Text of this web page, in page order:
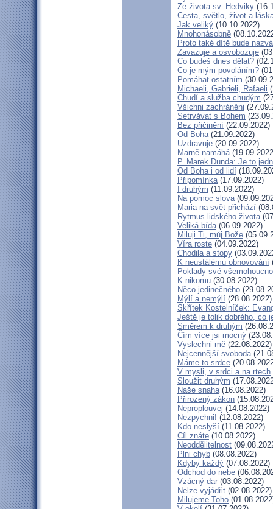
Ze života sv. Hedviky
Cesta, světlo, život a
Jak veliký (10.10.2022)
Mnohonásobně
Proto také dítě bude
Zavazuje a osvobozuje
Co budeš dnes dělat?
Co je mým povoláním?
Pomáhat ostatním
Michaeli, Gabrieli, Rafaeli
Chudí a služba chudým
Všichni zachráněni
Setrvávat s Bohem
Bez přičinění (22.09.2022)
Od Boha(21.09.2022)
Uzdravuje (20.09.2022)
Marně namáhá
P. Marek Dunda: Je to
Od Boha i od lidí
Připomínka(17.09.2022)
I druhým (11.09.2022)
Na pomoc slova
Maria na svět přichází
Rytmus lidského života
Veliká bída(06.09.2022)
Miluji Ti, můj Bože
Víra roste (04.09.2022)
Chodila a stopy
K neustálému obnovování
Poklady své
K nikomu (30.08.2022)
Něco jedinečného
Mýlí a nemýlí (28.08.2022)
Skřítek Kostelníček:
Ještě je tolik dobrého, co
Směrem k druhým
Čím více jsi mocný
Vyslechni mě (22.08.2022)
Nejcennější svoboda
Máme to srdce
V mysli, v srdci a na rtech
Sloužit druhým
Naše snaha(16.08.2022)
Přirozený zákon
Neproplouvej (14.08.2022)
Nezpychni! (12.08.2022)
Kdo neslyší (11.08.2022)
Cíl znáte (10.08.2022)
Neoddělitelnost
Plni chyb (08.08.2022)
Kdyby každý (07.08.2022)
Odchod do nebe
Vzácný dar (03.08.2022)
Nelze vyjádřit (02.08.2022)
Milujeme Toho